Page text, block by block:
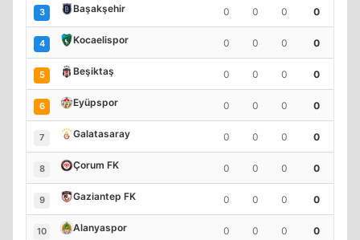
3 Başakşehir 0 0 0 0
4 Kocaelispor 0 0 0 0
5 Beşiktaş 0 0 0 0
6 Eyüpspor 0 0 0 0
7 Galatasaray 0 0 0 0
8 Çorum FK 0 0 0 0
9 Gaziantep FK 0 0 0 0
10 Alanyaspor 0 0 0 0